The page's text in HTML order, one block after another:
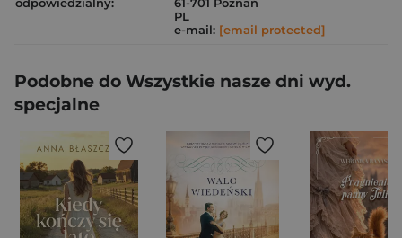
odpowiedzialny:
61-701 Poznań
PL
e-mail: [email protected]
Podobne do Wszystkie nasze dni wyd.
specjalne